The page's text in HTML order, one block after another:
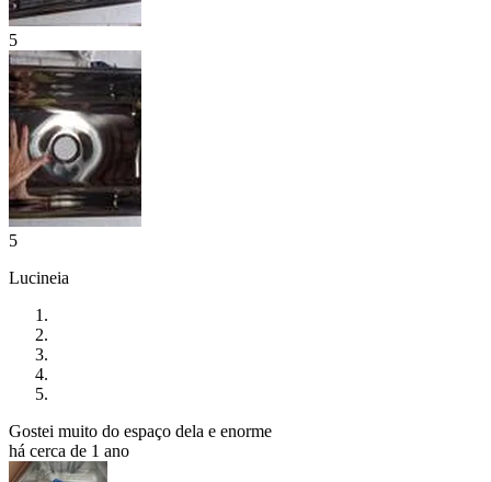
5
5
Lucineia
Gostei muito do espaço dela e enorme
há cerca de 1 ano